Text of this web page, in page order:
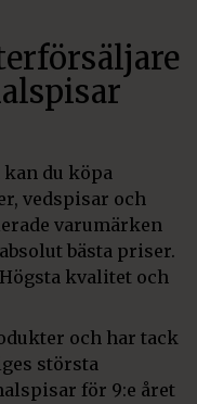
kan du köpa
vedspisar och
varumärken
bästa priser.
kvalitet och
och har tack
största
för 9:e året